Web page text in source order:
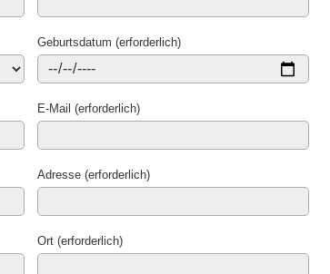
Geburtsdatum (erforderlich)
E-Mail (erforderlich)
Adresse (erforderlich)
Ort (erforderlich)